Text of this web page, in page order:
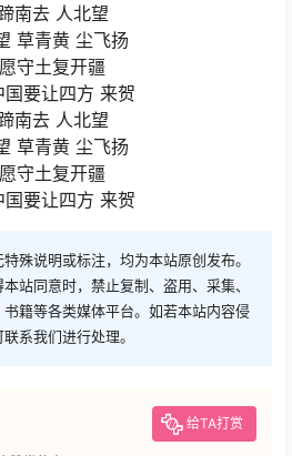
南去 人北望
草青黄 尘飞扬
守土复开疆
国要让四方 来贺
南去 人北望
草青黄 尘飞扬
守土复开疆
国要让四方 来贺
殊说明或标注，均为本站原创发布。
站同意时，禁止复制、盗用、采集、
籍等各类媒体平台。如若本站内容侵
系我们进行处理。
给TA打赏